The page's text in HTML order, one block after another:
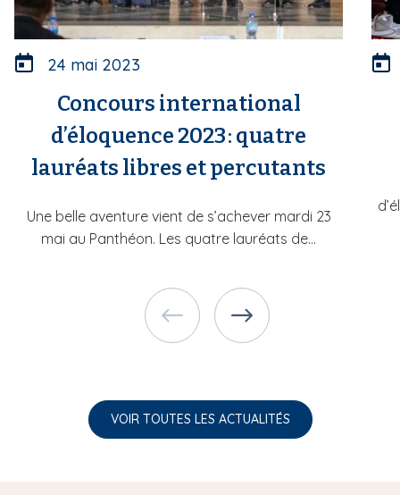
24 mai 2023
Concours international
d’éloquence 2023 : quatre
lauréats libres et percutants
Une belle aventure vient de s’achever mardi 23
mai au Panthéon. Les quatre lauréats de...
VOIR TOUTES LES ACTUALITÉS